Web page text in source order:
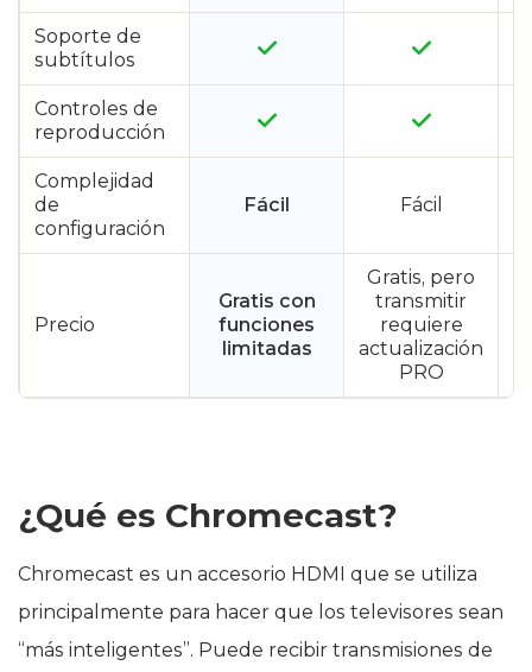
Soporte de
subtítulos
Controles de
reproducción
Complejidad
de
configuración
Fácil Fácil
Precio
Gratis con
funciones
limitadas
Gratis, pero
transmitir
requiere
actualización
PRO
¿Qué es Chromecast?
Chromecast es un accesorio HDMI que se utiliza
principalmente para hacer que los televisores sean
“más inteligentes”. Puede recibir transmisiones de